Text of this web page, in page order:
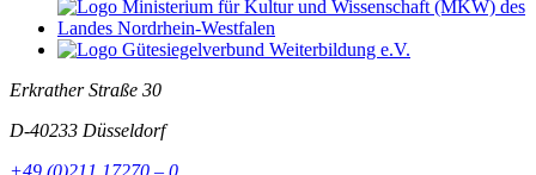
Erkrather Straße 30
D-40233 Düsseldorf
+49 (0)211 17270 – 0